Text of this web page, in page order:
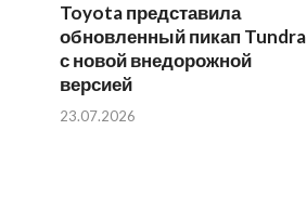
Toyota представила
обновленный пикап Tundra
с новой внедорожной
версией
23.07.2026